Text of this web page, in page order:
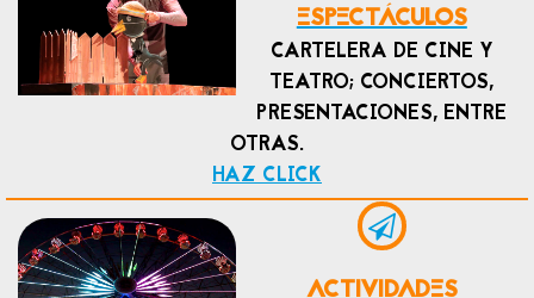
ESPECTÁCULOS
CARTELERA DE CINE Y
TEATRO; CONCIERTOS,
PRESENTACIONES, ENTRE
OTRAS.
HAZ CLICK
ACTIVIDADES